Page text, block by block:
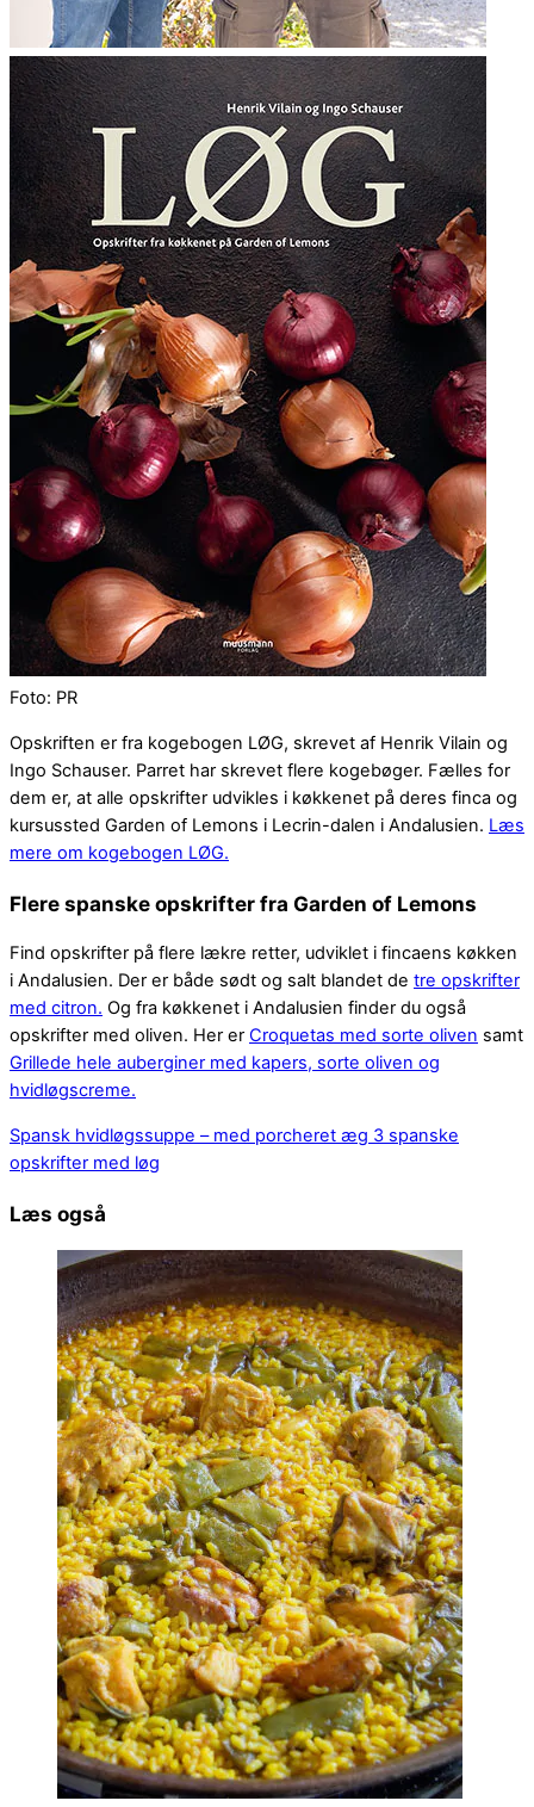
Foto: PR
Opskriften er fra kogebogen LØG, skrevet af Henrik Vilain og
Ingo Schauser. Parret har skrevet flere kogebøger. Fælles for
dem er, at alle opskrifter udvikles i køkkenet på deres finca og
kursussted Garden of Lemons i Lecrin-dalen i Andalusien. Læs
mere om kogebogen LØG.
Flere spanske opskrifter fra Garden of Lemons
Find opskrifter på flere lækre retter, udviklet i fincaens køkken
i Andalusien. Der er både sødt og salt blandet de tre opskrifter
med citron. Og fra køkkenet i Andalusien finder du også
opskrifter med oliven. Her er Croquetas med sorte oliven samt
Grillede hele auberginer med kapers, sorte oliven og
hvidløgscreme.
Spansk hvidløgssuppe – med porcheret æg 3 spanske
opskrifter med løg
Læs også